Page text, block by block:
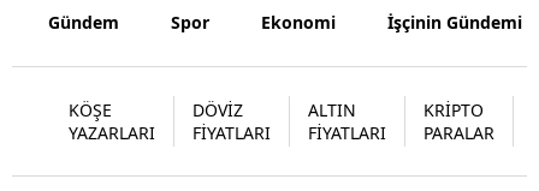
Niğde
Rize
Sakarya
Gündem Spor Ekonomi İşçinin Gündemi
KÖŞE
YAZARLARI
DÖVİZ
FİYATLARI
ALTIN
FİYATLARI
KRİPTO
PARALAR